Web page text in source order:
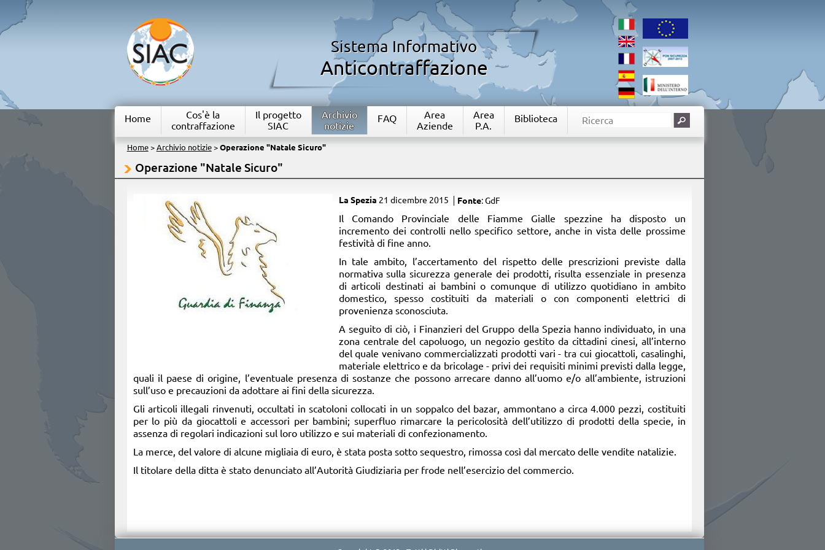
Sistema Informativo
Anticontraffazione
Home
Cos'è la
contraffazione
Il progetto
SIAC
Archivio
notizie
FAQ
Area
Aziende
Area
P.A.
Biblioteca
Home> Archivio notizie> Operazione "Natale Sicuro"
Operazione "Natale Sicuro"
La Spezia 21 dicembre 2015 Fonte: GdF
​Il Comando Provinciale delle Fiamme Gialle spezzine ha disposto un
incremento dei controlli nello specifico settore, anche in vista delle prossime
festività di fine anno.
In tale ambito, l’accertamento del rispetto delle prescrizioni previste dalla
normativa sulla sicurezza generale dei prodotti, risulta essenziale in presenza
di articoli destinati ai bambini o comunque di utilizzo quotidiano in ambito
domestico, spesso costituiti da materiali o con componenti elettrici di
provenienza sconosciuta.
A seguito di ciò, i Finanzieri del Gruppo della Spezia hanno individuato, in una
zona centrale del capoluogo, un negozio gestito da cittadini cinesi, all’interno
del quale venivano commercializzati prodotti vari - tra cui giocattoli, casalinghi,
materiale elettrico e da bricolage - privi dei requisiti minimi previsti dalla legge,
quali il paese di origine, l’eventuale presenza di sostanze che possono arrecare danno all’uomo e/o all’ambiente, istruzioni
sull’uso e precauzioni da adottare ai fini della sicurezza.
Gli articoli illegali rinvenuti, occultati in scatoloni collocati in un soppalco del bazar, ammontano a circa 4.000 pezzi, costituiti
per lo più da giocattoli e accessori per bambini; superfluo rimarcare la pericolosità dell’utilizzo di prodotti della specie, in
assenza di regolari indicazioni sul loro utilizzo e sui materiali di confezionamento.
La merce, del valore di alcune migliaia di euro, è stata posta sotto sequestro, rimossa così dal mercato delle vendite natalizie.
Il titolare della ditta è stato denunciato all’Autorità Giudiziaria per frode nell’esercizio del commercio.